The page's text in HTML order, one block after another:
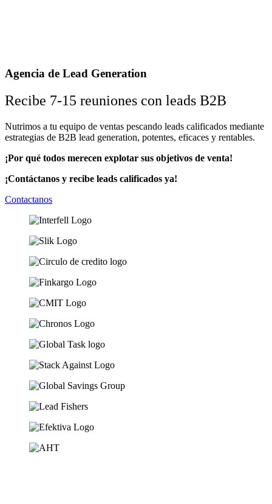
Agencia de Lead Generation
Recibe 7-15 reuniones con leads B2B
Nutrimos a tu equipo de ventas pescando leads calificados mediante
estrategias de B2B lead generation, potentes, eficaces y rentables.
¡Por qué todos merecen explotar sus objetivos de venta!
¡Contáctanos y recibe leads calificados ya!
Contactanos